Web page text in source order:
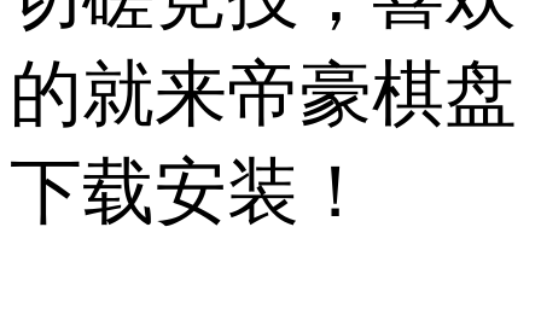
的就来帝豪棋盘
下载安装！